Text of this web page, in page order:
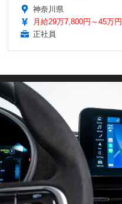
神奈川県
月給29万7,800円～45万円
正社員